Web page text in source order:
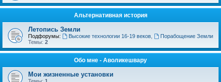
Альтернативная история
Летопись Земли
Подфорумы: Высокие технологии 16-19 веков,
Порабощение Земли
Темы: 2
Обо мне - Аволикешвару
Мои жизненные установки